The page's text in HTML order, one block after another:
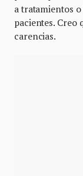
a tratamientos
pacientes. Creo
carencias.